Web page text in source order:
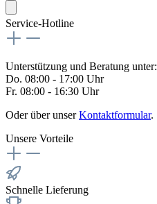
Service-Hotline
Unterstützung und Beratung unter:
Do. 08:00 - 17:00 Uhr
Fr. 08:00 - 16:30 Uhr
Oder über unserKontaktformular.
Unsere Vorteile
Schnelle Lieferung